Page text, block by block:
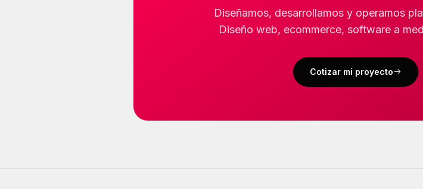
Diseñamos, desarrollamos y operamos
Diseño web, ecommerce, software a
Cotizar mi proyecto